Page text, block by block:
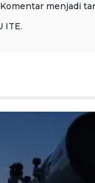
Komentar menjadi
ITE.